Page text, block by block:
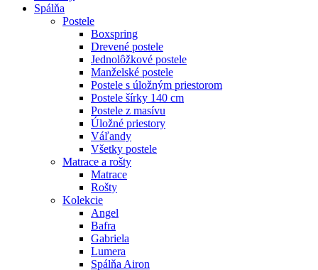
Spálňa
Postele
Boxspring
Drevené postele
Jednolôžkové postele
Manželské postele
Postele s úložným priestorom
Postele šírky 140 cm
Postele z masívu
Úložné priestory
Váľandy
Všetky postele
Matrace a rošty
Matrace
Rošty
Kolekcie
Angel
Bafra
Gabriela
Lumera
Spálňa Airon